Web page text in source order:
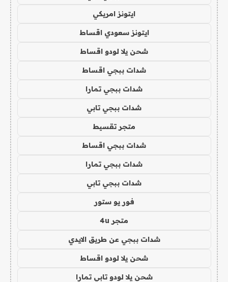
ايتونز امريكي
ايتونز سعودي اقساط
شحن يلا لودو اقساط
شدات ببجي اقساط
شدات ببجي تمارا
شدات ببجي تابي
متجر تقسيط
شدات ببجي اقساط
شدات ببجي تمارا
شدات ببجي تابي
فور يو ستور
متجر 4u
شدات ببجي عن طريق الايدي
شحن يلا لودو اقساط
شحن يلا لودو تابي تمارا